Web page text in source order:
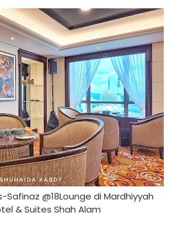
Safinaz @18Lounge di Mardhiyyah
& Suites Shah Alam